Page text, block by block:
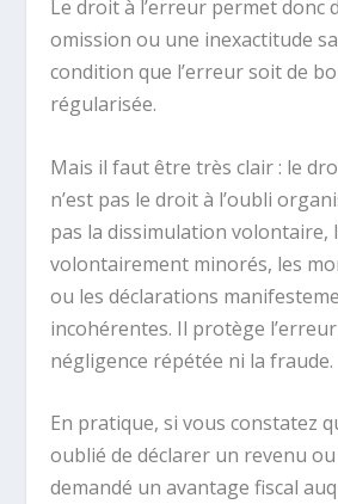
Le droit à l’erreur permet donc
omission ou une inexactitude
condition que l’erreur soit de
régularisée.
Mais il faut être très clair : le
n’est pas le droit à l’oubli
pas la dissimulation volontaire,
volontairement minorés, les
ou les déclarations
incohérentes. Il protège
négligence répétée ni la fraude.
En pratique, si vous constatez
oublié de déclarer un revenu
demandé un avantage fiscal